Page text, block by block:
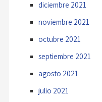
diciembre 2021
noviembre 2021
octubre 2021
septiembre 2021
agosto 2021
julio 2021